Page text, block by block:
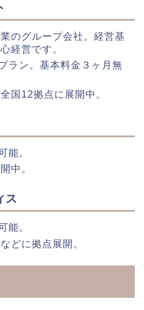
のグループ会社。経営基
経営です。
ラン。基本料金３ヶ月無
国12拠点に展開中。
能。
中。
ス
能。
どに拠点展開。